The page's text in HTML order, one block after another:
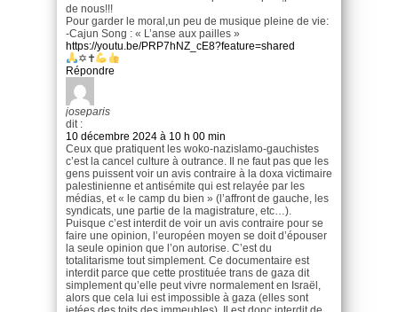
de nous!!!
Pour garder le moral,un peu de musique pleine de vie:
-Cajun Song : « L’anse aux pailles »
https://youtu.be/PRP7hNZ_cE8?feature=shared
✡✝
Répondre
joseparis
dit :
10 décembre 2024 à 10 h 00 min
Ceux que pratiquent les woko-nazislamo-gauchistes
c’est la cancel culture à outrance. Il ne faut pas que les
gens puissent voir un avis contraire à la doxa victimaire
palestinienne et antisémite qui est relayée par les
médias, et « le camp du bien » (l’affront de gauche, les
syndicats, une partie de la magistrature, etc…).
Puisque c’est interdit de voir un avis contraire pour se
faire une opinion, l’européen moyen se doit d’épouser
la seule opinion que l’on autorise. C’est du
totalitarisme tout simplement. Ce documentaire est
interdit parce que cette prostituée trans de gaza dit
simplement qu’elle peut vivre normalement en Israël,
alors que cela lui est impossible à gaza (elles sont